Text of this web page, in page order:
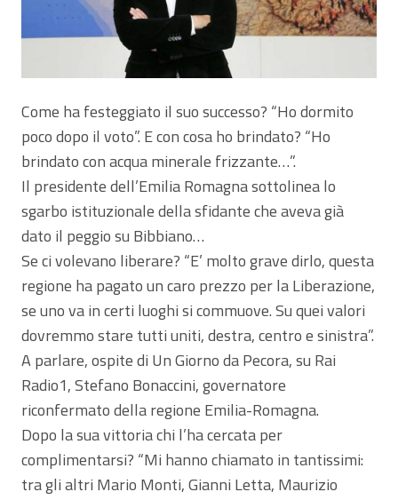
Come ha festeggiato il suo successo? “Ho dormito
poco dopo il voto”. E con cosa ho brindato? “Ho
brindato con acqua minerale frizzante…”.
Il presidente dell’Emilia Romagna sottolinea lo
sgarbo istituzionale della sfidante che aveva già
dato il peggio su Bibbiano…
Se ci volevano liberare? “E’ molto grave dirlo, questa
regione ha pagato un caro prezzo per la Liberazione,
se uno va in certi luoghi si commuove. Su quei valori
dovremmo stare tutti uniti, destra, centro e sinistra”.
A parlare, ospite di Un Giorno da Pecora, su Rai
Radio1, Stefano Bonaccini, governatore
riconfermato della regione Emilia-Romagna.
Dopo la sua vittoria chi l’ha cercata per
complimentarsi? “Mi hanno chiamato in tantissimi:
tra gli altri Mario Monti, Gianni Letta, Maurizio